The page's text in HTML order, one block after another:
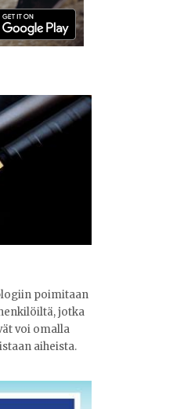
poimitaan
jotka
voi omalla
aiheista.